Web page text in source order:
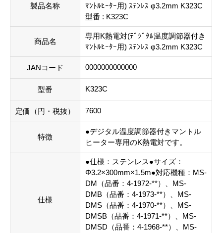
製品名称
ﾏﾝﾄﾙﾋｰﾀｰ用) ｽﾃﾝﾚｽ φ3.2mm K323C
型番 : K323C
商品名
専用K熱電対(ﾃﾞｼﾞﾀﾙ温度調節器付き
ﾏﾝﾄﾙﾋｰﾀｰ用) ｽﾃﾝﾚｽ φ3.2mm K323C
JANコード 0000000000000
型番 K323C
定価（円・税抜） 7600
特徴
●デジタル温度調節器付きマントル
ヒーター専用のK熱電対です。
仕様
●仕様：ステンレス●サイズ：
Φ3.2×300mm×1.5m●対応機種：MS-
DM（品番：4-1972-**）、MS-
DMB（品番：4-1973-**）、MS-
DMS（品番：4-1970-**）、MS-
DMSB（品番：4-1971-**）、MS-
DMSD（品番：4-1968-**）、MS-